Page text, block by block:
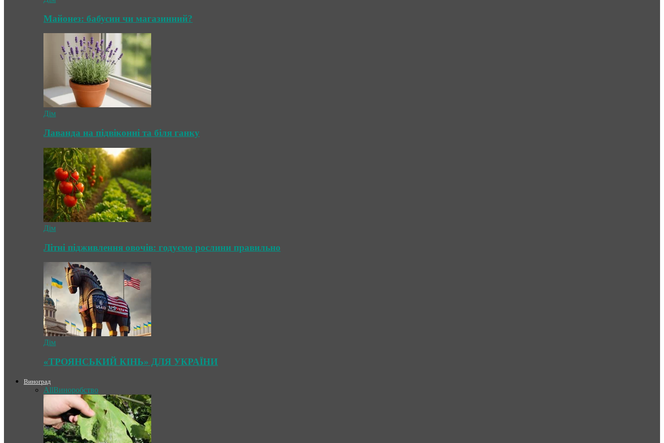
Майонез: бабусин чи магазинний?
Дім
Лаванда на підвіконні та біля ганку
Дім
Літні підживлення овочів: годуємо рослини правильно
Дім
«ТРОЯНСЬКИЙ КІНЬ» ДЛЯ УКРАЇНИ
Виноград
AllВиноробство